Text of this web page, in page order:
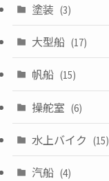
塗装 (3)
大型船 (17)
帆船 (15)
操舵室 (6)
水上バイク (15)
汽船 (4)